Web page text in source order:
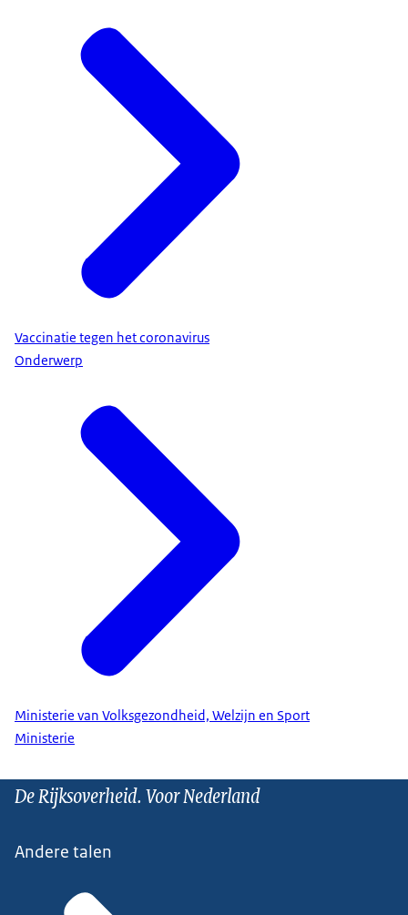
Vaccinatie tegen het coronavirus
Onderwerp
Ministerie van Volksgezondheid, Welzijn en Sport
Ministerie
De Rijksoverheid. Voor Nederland
Andere talen